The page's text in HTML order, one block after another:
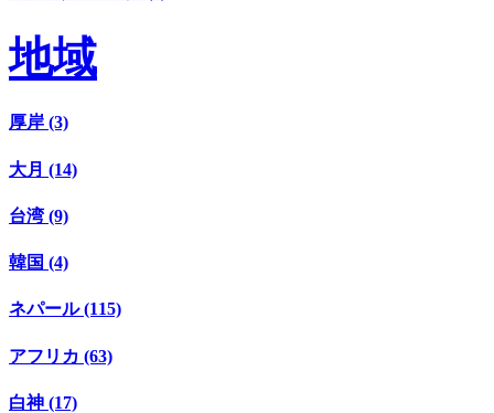
地域
厚岸 (3)
大月 (14)
台湾 (9)
韓国 (4)
ネパール (115)
アフリカ (63)
白神 (17)